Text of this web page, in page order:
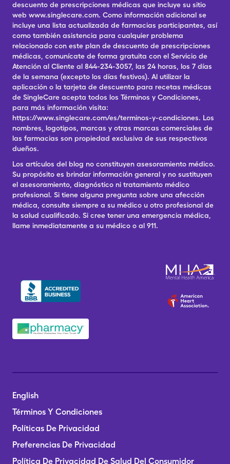
descuento de prescripciones médicas que incluye su sitio
web www.singlecare.com. Como información adicional se
incluye una lista actualizada de farmacias participantes, así
como también asistencia para cualquier problema
relacionado con este plan de descuento de prescripciones
médicas, comunícate de forma gratuita con el Servicio de
Atención al Cliente al 844-234-3057, las 24 horas, los 7 días
de la semana (excepto los días festivos). Al utilizar la
aplicación o la tarjeta de descuento para recetas médicas
de SingleCare acepta todos los Términos y Condiciones,
para más información visita:
https://www.singlecare.com/es/terminos-y-condiciones. Los
nombres, logotipos, marcas y otras marcas comerciales de
las farmacias son propiedad exclusiva de sus respectivos
dueños.
Los artículos del blog no constituyen asesoramiento médico.
Su propósito es brindar información general y no sustituyen
el asesoramiento, diagnóstico ni tratamiento médico
profesional. Si tiene alguna pregunta sobre una afección
médica, consulte siempre a su médico u otro profesional de
la salud cualificado. Si cree tener una emergencia médica,
llame inmediatamente a su médico o al 911.
English
Términos Y Condiciones
Políticas De Privacidad
Preferencias De Privacidad
Política De Privacidad De Salud Del Consumidor